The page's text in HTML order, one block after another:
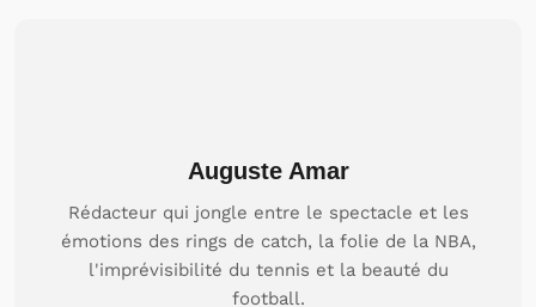
Auguste Amar
Rédacteur qui jongle entre le spectacle et les
émotions des rings de catch, la folie de la NBA,
l'imprévisibilité du tennis et la beauté du
football.